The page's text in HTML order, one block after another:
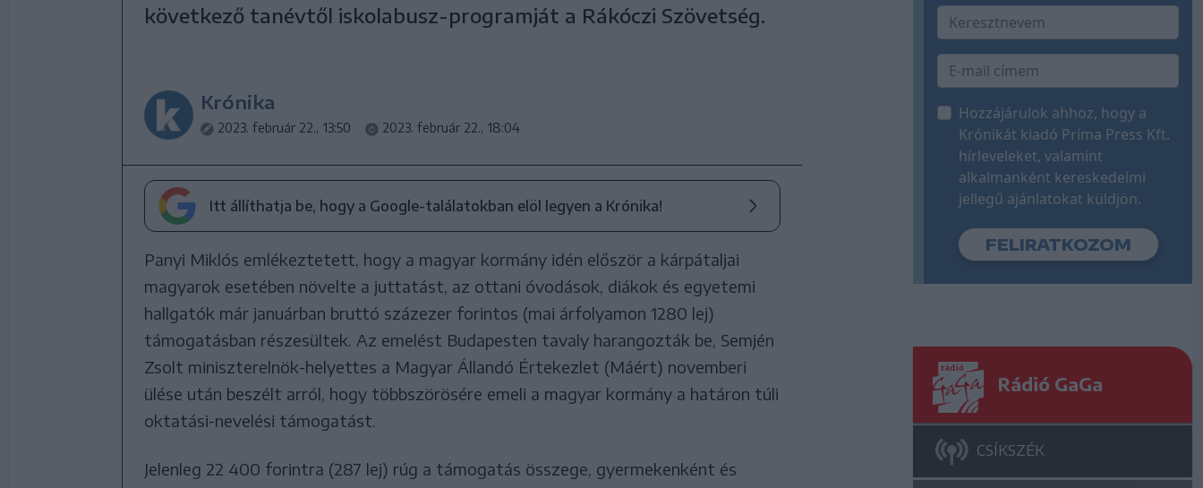
következő tanévtől iskolabusz-programját a Rákóczi Szövetség.
Krónika
2023. február 22., 13:50 2023. február 22., 18:04
Itt állíthatja be, hogy a Google-találatokban elöl legyen a Krónika!
Panyi Miklós emlékeztetett, hogy a magyar kormány idén először a kárpátaljai
magyarok esetében növelte a juttatást, az ottani óvodások, diákok és egyetemi
hallgatók már januárban bruttó százezer forintos (mai árfolyamon 1280 lej)
támogatásban részesültek. Az emelést Budapesten tavaly harangozták be, Semjén
Zsolt miniszterelnök-helyettes a Magyar Állandó Értekezlet (Máért) novemberi
ülése után beszélt arról, hogy többszörösére emeli a magyar kormány a határon túli
oktatási-nevelési támogatást.
Jelenleg 22 400 forintra (287 lej) rúg a támogatás összege, gyermekenként és
Hozzájárulok ahhoz, hogy a
Krónikát kiadó Príma Press Kft.
hírleveleket, valamint
alkalmanként kereskedelmi
jellegű ajánlatokat küldjön.
Rádió GaGa
CSÍKSZÉK